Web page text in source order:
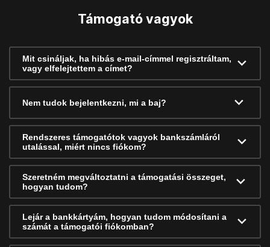
Támogató vagyok
Mit csináljak, ha hibás e-mail-címmel regisztráltam,
vagy elfelejtettem a címet?
Nem tudok bejelentkezni, mi a baj?
Rendszeres támogatótok vagyok bankszámláról
utalással, miért nincs fiókom?
Szeretném megváltoztatni a támogatási összeget,
hogyan tudom?
Lejár a bankkártyám, hogyan tudom módosítani a
számát a támogatói fiókomban?